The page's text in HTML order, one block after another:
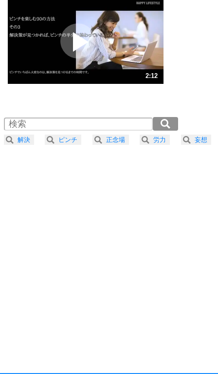
いらいらしない人になる30の方法
プラス思考
ポジティブになれない原因は、行動しないから。
ポジティブ思考になる30の方法
ストレス対策
人生、なんとかなるもの。
気楽に生きる30の方法
4 器の大きい人は、怒りを優しさで表現する。
ことが大切。
2:12
2.0倍速 （259KB 1分6秒）
2.5倍速 （207KB 52秒）
3.0倍速 （173KB 44秒）
解決 ピンチ 正念場 労力 妄想